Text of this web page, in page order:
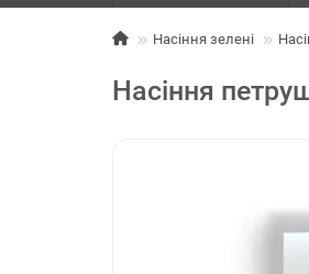
Насіння зелені
Насіння